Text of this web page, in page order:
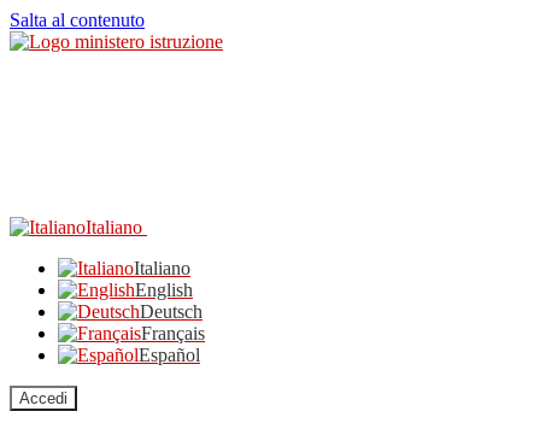
Salta al contenuto
Italiano
Italiano
English
Deutsch
Français
Español
Accedi